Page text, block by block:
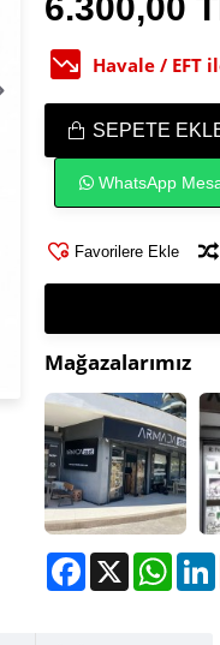
Havale / EFT
SEPETE
WhatsApp
Favorilere Ekle
Mağazalarımız
Facebook
X